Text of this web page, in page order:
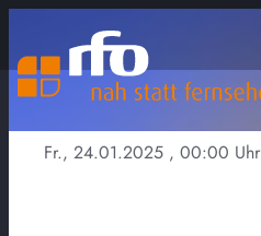
Fr., 24.01.2025 , 00:00 Uhr